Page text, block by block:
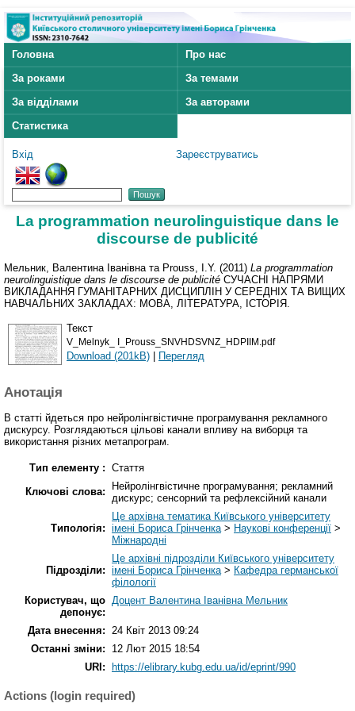
Головна
Про нас
За роками
За темами
За відділами
За авторами
Статистика
Вхід Зареєструватись
La programmation neurolinguistique dans le
discourse de publicité
Мельник, Валентина Іванівна та Prouss, I.Y. (2011) La programmation
neurolinguistique dans le discourse de publicité СУЧАСНІ НАПРЯМИ
ВИКЛАДАННЯ ГУМАНІТАРНИХ ДИСЦИПЛІН У СЕРЕДНІХ ТА ВИЩИХ
НАВЧАЛЬНИХ ЗАКЛАДАХ: МОВА, ЛІТЕРАТУРА, ІСТОРІЯ.
Текст
V_Melnyk_ I_Prouss_SNVHDSVNZ_HDPIIM.pdf
Download (201kB) | Перегляд
Анотація
В статті йдеться про нейролінгвістичне програмування рекламного
дискурсу. Розглядаються цільові канали впливу на виборця та
використання різних метапрограм.
Тип елементу : Стаття
Ключові слова:
Нейролінгвістичне програмування; рекламний
дискурс; сенсорний та рефлексійний канали
Типологія:
Це архівна тематика Київського університету
імені Бориса Грінченка> Наукові конференції >
Міжнародні
Підрозділи:
Це архівні підрозділи Київського університету
імені Бориса Грінченка> Кафедра германської
філології
Користувач, що
депонує:
Доцент Валентина Іванівна Мельник
Дата внесення: 24 Квіт 2013 09:24
Останні зміни:
12 Лют 2015 18:54
URI:
https://elibrary.kubg.edu.ua/id/eprint/990
Actions (login required)